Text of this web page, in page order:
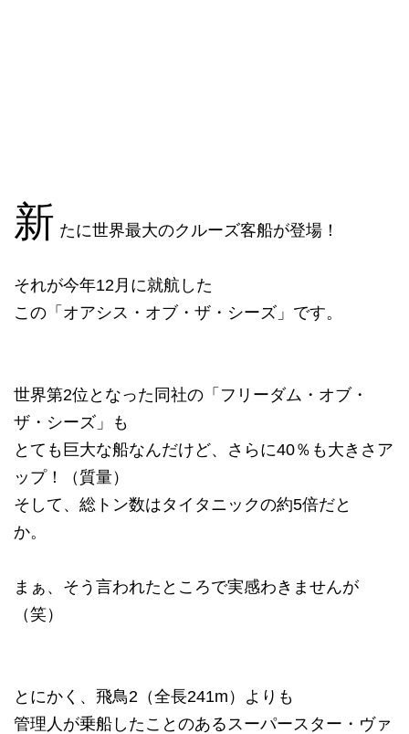
新 たに世界最大のクルーズ客船が登場！
それが今年12月に就航した
この「オアシス・オブ・ザ・シーズ」です。
世界第2位となった同社の「フリーダム・オブ・
ザ・シーズ」も
とても巨大な船なんだけど、さらに40％も大きさア
ップ！（質量）
そして、総トン数はタイタニックの約5倍だと
か。
まぁ、そう言われたところで実感わきませんが
（笑）
とにかく、飛鳥2（全長241m）よりも
管理人が乗船したことのあるスーパースター・ヴァ